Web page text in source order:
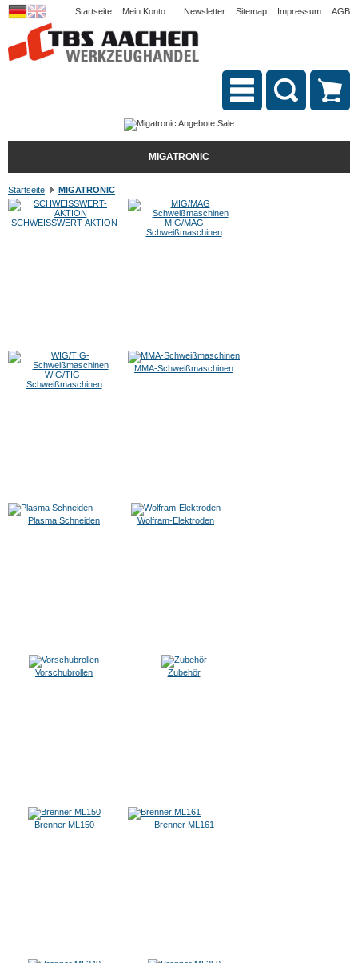
Startseite Mein Konto Newsletter Sitemap Impressum AGB
MIGATRONIC
Startseite MIGATRONIC
SCHWEISSWERT-AKTION
MIG/MAG
Schweißmaschinen
WIG/TIG-
Schweißmaschinen
MMA-Schweißmaschinen
Plasma Schneiden Wolfram-Elektroden
Vorschubrollen Zubehör
Brenner ML150 Brenner ML161